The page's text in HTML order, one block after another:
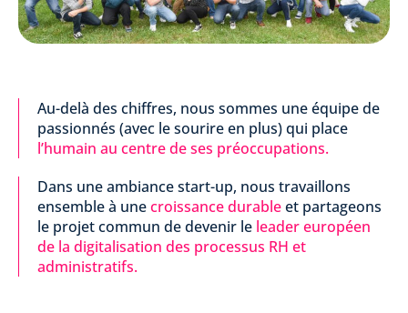
Au-delà des chiffres, nous sommes une équipe de
passionnés (avec le sourire en plus) qui place
l’humain au centre de ses préoccupations.
Dans une ambiance start-up, nous travaillons
ensemble à unecroissance durableet partageons
le projet commun de devenir le leader européen
de la digitalisation des processus RH et
administratifs.